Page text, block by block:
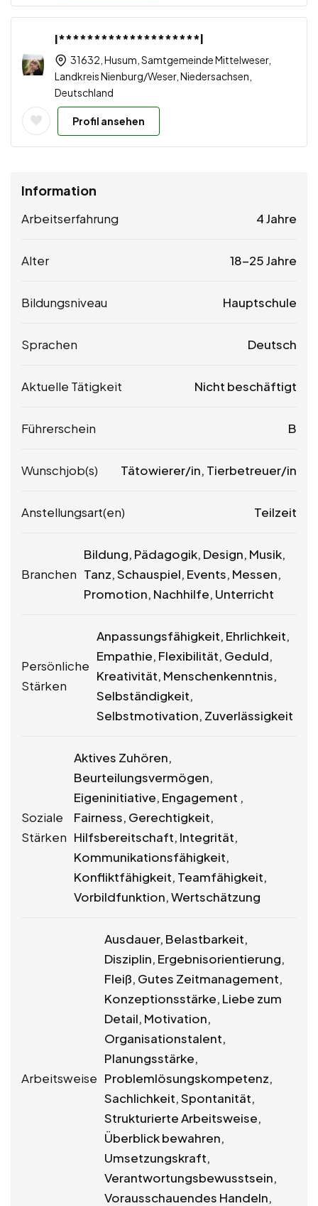
I********************l
31632, Husum, Samtgemeinde Mittelweser,
Landkreis Nienburg/Weser, Niedersachsen,
Deutschland
Profil ansehen
Information
Arbeitserfahrung 4 Jahre
Alter 18-25 Jahre
Bildungsniveau Hauptschule
Sprachen Deutsch
Aktuelle Tätigkeit Nicht beschäftigt
Führerschein B
Wunschjob(s) Tätowierer/in, Tierbetreuer/in
Anstellungsart(en) Teilzeit
Branchen
Bildung, Pädagogik, Design, Musik,
Tanz, Schauspiel, Events, Messen,
Promotion, Nachhilfe, Unterricht
Persönliche
Stärken
Anpassungsfähigkeit, Ehrlichkeit,
Empathie, Flexibilität, Geduld,
Kreativität, Menschenkenntnis,
Selbständigkeit,
Selbstmotivation, Zuverlässigkeit
Soziale
Stärken
Aktives Zuhören,
Beurteilungsvermögen,
Eigeninitiative, Engagement ,
Fairness, Gerechtigkeit,
Hilfsbereitschaft, Integrität,
Kommunikationsfähigkeit,
Konfliktfähigkeit, Teamfähigkeit,
Vorbildfunktion, Wertschätzung
Arbeitsweise
Ausdauer, Belastbarkeit,
Disziplin, Ergebnisorientierung,
Fleiß, Gutes Zeitmanagement,
Konzeptionsstärke, Liebe zum
Detail, Motivation,
Organisationstalent,
Planungsstärke,
Problemlösungskompetenz,
Sachlichkeit, Spontanität,
Strukturierte Arbeitsweise,
Überblick bewahren,
Umsetzungskraft,
Verantwortungsbewusstsein,
Vorausschauendes Handeln,